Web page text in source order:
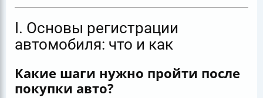
I. Основы регистрации
автомобиля: что и как
Какие шаги нужно пройти после
покупки авто?